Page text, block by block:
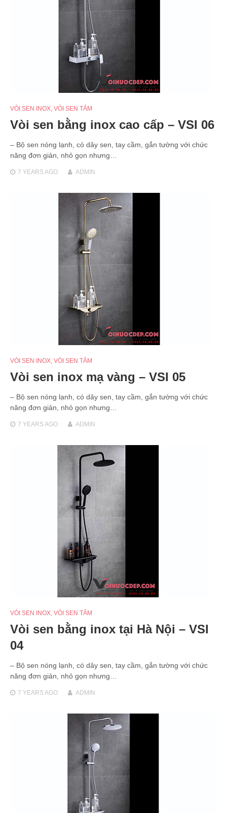
VÒI SEN INOX, VÒI SEN TẮM
Vòi sen bằng inox cao cấp – VSI 06
– Bộ sen nóng lạnh, có dây sen, tay cầm, gắn tường với chức
năng đơn giản, nhỏ gọn nhưng…
7 YEARSAGO ADMIN
VÒI SEN INOX, VÒI SEN TẮM
Vòi sen inox mạ vàng – VSI 05
– Bộ sen nóng lạnh, có dây sen, tay cầm, gắn tường với chức
năng đơn giản, nhỏ gọn nhưng…
7 YEARSAGO ADMIN
VÒI SEN INOX, VÒI SEN TẮM
Vòi sen bằng inox tại Hà Nội – VSI
04
– Bộ sen nóng lạnh, có dây sen, tay cầm, gắn tường với chức
năng đơn giản, nhỏ gọn nhưng…
7 YEARSAGO ADMIN